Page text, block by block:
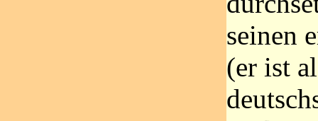
seinen
(er ist